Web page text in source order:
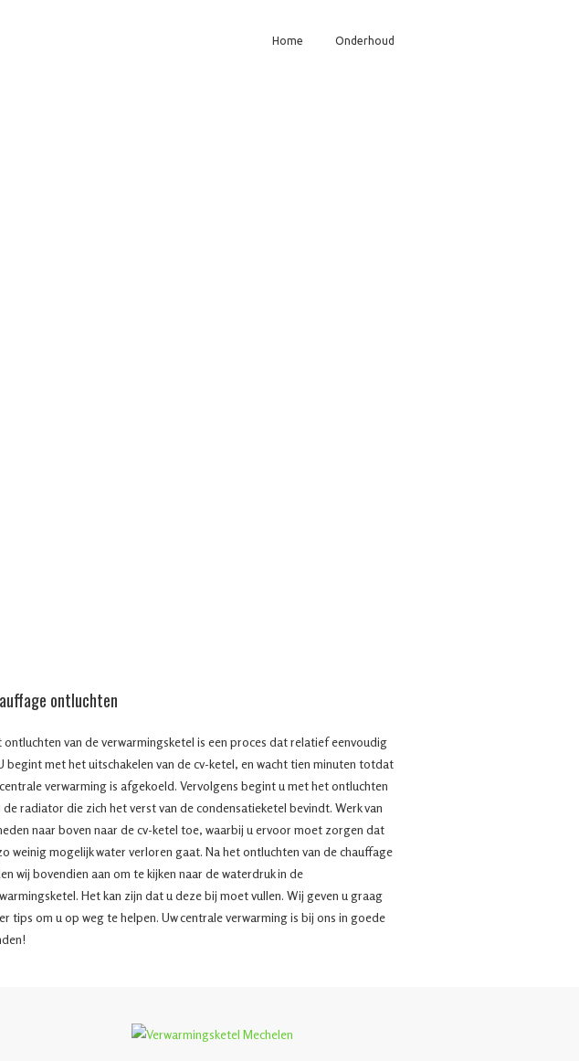
Home Onderhoud
ontluchten
ontluchten van de verwarmingsketel is een proces dat relatief eenvoudig
begint met het uitschakelen van de cv-ketel, en wacht tien minuten totdat
verwarming is afgekoeld. Vervolgens begint u met het ontluchten
de radiator die zich het verst van de condensatieketel bevindt. Werk van
naar boven naar de cv-ketel toe, waarbij u ervoor moet zorgen dat
weinig mogelijk water verloren gaat. Na het ontluchten van de chauffage
wij bovendien aan om te kijken naar de waterdruk in de
Het kan zijn dat u deze bij moet vullen. Wij geven u graag
tips om u op weg te helpen. Uw centrale verwarming is bij ons in goede